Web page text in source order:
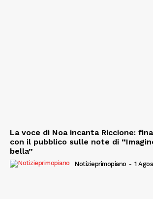
La voce di Noa incanta Riccione:
con il pubblico sulle note di
bella”
Notizieprimopiano - 1